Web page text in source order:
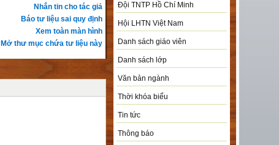
Đội TNTP Hồ Chí Minh
Hội LHTN Việt Nam
Danh sách giáo viên
Danh sách lớp
Văn bản ngành
Thời khóa biểu
Tin tức
Thông báo
Nhắn tin cho tác giả
Báo tư liệu sai quy định
Xem toàn màn hình
Mở thư mục chứa tư liệu này